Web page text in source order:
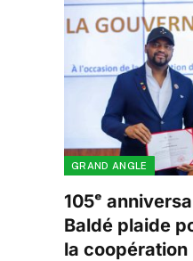
GRAND ANGLE
105ᵉ
Baldé plaide
la